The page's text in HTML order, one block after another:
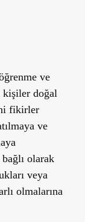
ve
kişiler doğal
fikirler
ve
olarak
veya
olmalarına